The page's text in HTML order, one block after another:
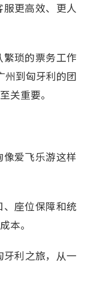
更高效、更人
琐的票务工作
州到匈牙利的团
关重要。
爱飞乐游这样
座位保障和统
本。
利之旅，从一